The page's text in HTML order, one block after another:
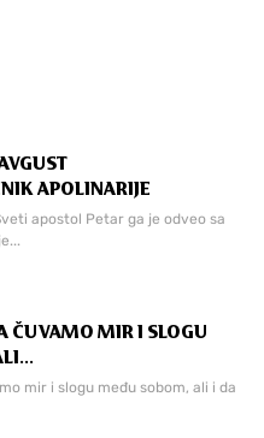
APOLINARIJE
apostol Petar ga je odveo sa
ČUVAMO MIR I SLOGU
mir i slogu među sobom, ali i da